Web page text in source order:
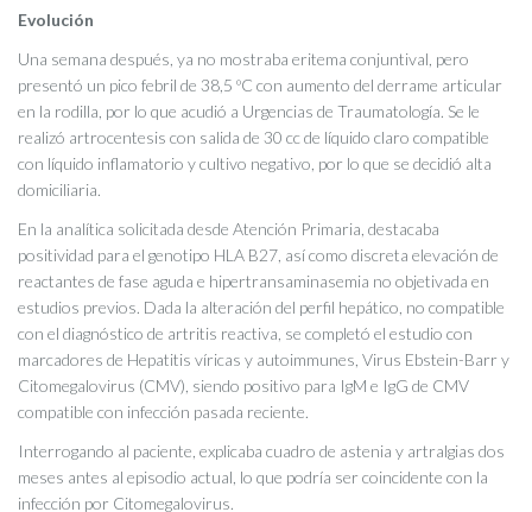
Evolución
Una semana después, ya no mostraba eritema conjuntival, pero
presentó un pico febril de 38,5 ºC con aumento del derrame articular
en la rodilla, por lo que acudió a Urgencias de Traumatología. Se le
realizó artrocentesis con salida de 30 cc de líquido claro compatible
con líquido inflamatorio y cultivo negativo, por lo que se decidió alta
domiciliaria.
En la analítica solicitada desde Atención Primaria, destacaba
positividad para el genotipo HLA B27, así como discreta elevación de
reactantes de fase aguda e hipertransaminasemia no objetivada en
estudios previos. Dada la alteración del perfil hepático, no compatible
con el diagnóstico de artritis reactiva, se completó el estudio con
marcadores de Hepatitis víricas y autoimmunes, Virus Ebstein-Barr y
Citomegalovirus (CMV), siendo positivo para IgM e IgG de CMV
compatible con infección pasada reciente.
Interrogando al paciente, explicaba cuadro de astenia y artralgias dos
meses antes al episodio actual, lo que podría ser coincidente con la
infección por Citomegalovirus.